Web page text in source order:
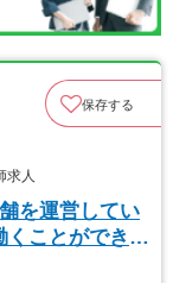
保存する
求人
を運営してい
ことができま